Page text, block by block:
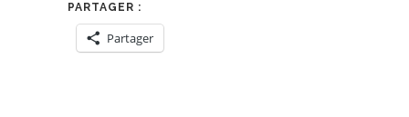
PARTAGER :
Partager